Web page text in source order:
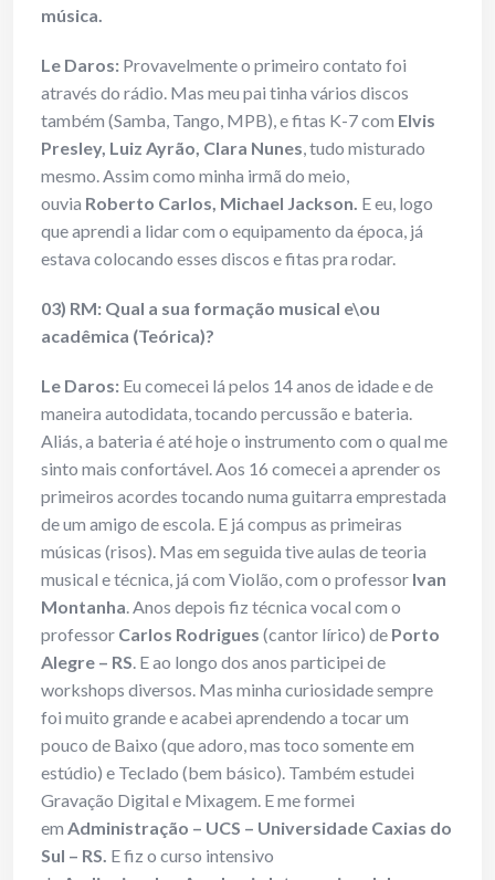
música.
Le Daros: Provavelmente o primeiro contato foi
através do rádio. Mas meu pai tinha vários discos
também (Samba, Tango, MPB), e fitas K-7 com Elvis
Presley, Luiz Ayrão, Clara Nunes, tudo misturado
mesmo. Assim como minha irmã do meio,
ouvia Roberto Carlos, Michael Jackson. E eu, logo
que aprendi a lidar com o equipamento da época, já
estava colocando esses discos e fitas pra rodar.
03) RM: Qual a sua formação musical e\ou
acadêmica (Teórica)?
Le Daros: Eu comecei lá pelos 14 anos de idade e de
maneira autodidata, tocando percussão e bateria.
Aliás, a bateria é até hoje o instrumento com o qual me
sinto mais confortável. Aos 16 comecei a aprender os
primeiros acordes tocando numa guitarra emprestada
de um amigo de escola. E já compus as primeiras
músicas (risos). Mas em seguida tive aulas de teoria
musical e técnica, já com Violão, com o professor Ivan
Montanha. Anos depois fiz técnica vocal com o
professor Carlos Rodrigues (cantor lírico) de Porto
Alegre – RS. E ao longo dos anos participei de
workshops diversos. Mas minha curiosidade sempre
foi muito grande e acabei aprendendo a tocar um
pouco de Baixo (que adoro, mas toco somente em
estúdio) e Teclado (bem básico). Também estudei
Gravação Digital e Mixagem. E me formei
em Administração – UCS – Universidade Caxias do
Sul – RS. Efiz o curso intensivo